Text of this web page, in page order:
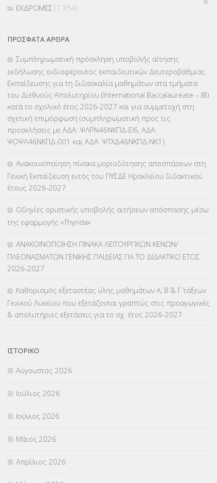
ΕΚΔΡΟΜΕΣ (7.354)
ΕΠΙΜΟΡΦΩΣΗ Τ.Π.Ε.(10)
ΕΥΡΩΠΑΪΚΑ ΠΡΟΓΡΑΜΜΑΤΑ(230)
ΚΕΣΥ (60)
ΚΕΣΥΠ(109)
ΚΠγ – ΚΡΑΤΙΚΟ ΠΙΣΤΟΠΟΙΗΤΙΚΟ ΓΛΩΣΣΟΜΑΘΕΙΑΣ(135)
ΚΠπ- ΚΡΑΤΙΚΟ ΠΙΣΤΟΠΟΙΗΤΙΚΟ ΠΛΗΡΟΦΟΡΙΚΗΣ
ΛΟΙΠΑ(309)
ΜΕΤΑΘΕΣΕΙΣ-ΤΟΠΟΘΕΤΗΣΕΙΣ ΒΕΛΤΙΩΣΕΙΣ(319)
ΜΕΤΑΦΟΡΑ ΜΑΘΗΤΩΝ(3)
ΟΙΚΟΝΟΜΙΚΑ ΘΕΜΑΤΑ
Π.Ε.Κ. ΗΡΑΚΛΕΙΟΥ
ΠΑΝΕΛΛΑΔΙΚΕΣ ΕΞΕΤΑΣΕΙΣ
ΠΡΟΚΗΡΥΞΕΙΣ
ΣΕΜΙΝΑΡΙΑ – ΗΜΕΡΙΔΕΣ
ΣΕΠ(50)
ΠΡΌΣΦΑΤΑ ΆΡΘΡΑ
Συμπληρωματική πρόσκληση υποβολής αίτησης
εκδήλωσης ενδιαφέροντος εκπαιδευτικών Δευτεροβάθμιας
Εκπαίδευσης για τη διδασκαλία μαθημάτων στα τμήματα
του Διεθνούς Απολυτηρίου (International Baccalaureate – IB)
κατά το σχολικό έτος 2026-2027 και για συμμετοχή στη
σχετική επιμόρφωση (συμπληρωματική προς τις
προσκλήσεις με ΑΔΑ: ΨΛΡΝ46ΝΚΠΔ-ΕΙ6, ΑΔΑ:
ΨΟΨΛ46ΝΚΠΔ-001 και ΑΔΑ: ΨΤΧΔ46ΝΚΠΔ-ΝΚ1)
Ανακοινοποίηση πίνακα μοριοδότησης αποσπάσεων στη
Γενική Εκπαίδευση εντός του ΠΥΣΔΕ Ηρακλείου διδακτικού
έτους 2026-2027
Οδηγίες οριστικής υποβολής αιτήσεων απόσπασης μέσω
της εφαρμογής «Thyrida»
ΑΝΑΚΟΙΝΟΠΟΙΗΣΗ ΠΙΝΑΚΑ ΛΕΙΤΟΥΡΓΙΚΩΝ ΚΕΝΩΝ/
ΠΛΕΟΝΑΣΜΑΤΩΝ ΓΕΝΙΚΗΣ ΠΑΙΔΕΙΑΣ ΓΙΑ ΤΟ ΔΙΔΑΚΤΙΚΟ ΕΤΟΣ
2026-2027
Καθορισμός εξεταστέας ύλης μαθημάτων Α΄, Β΄ & Γ΄ τάξεων
Γενικού Λυκείου που εξετάζονται γραπτώς στις προαγωγικές
& απολυτήριες εξετάσεις για το σχ. έτος 2026-2027
ΙΣΤΟΡΙΚΌ
Αύγουστος 2026
Ιούλιος 2026
Ιούνιος 2026
Μάιος 2026
Απρίλιος 2026